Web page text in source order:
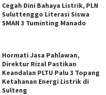
Cegah Dini Bahaya Listrik, PLN
Suluttenggo Literasi Siswa
SMAN 3 Tuminting Manado
Hormati Jasa Pahlawan,
Direktur Rizal Pastikan
Keandalan PLTU Palu 3 Topang
Ketahanan Energi Listrik di
Sulteng